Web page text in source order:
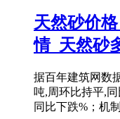
天然砂价
情_天然砂
据百年建筑网数
吨,周环比持平,
同比下跌%；机